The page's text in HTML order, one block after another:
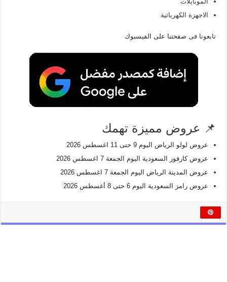
الاجهزة الكهربائية
تابعونا فى صفحتنا على الفيسبوك
📌 عروض مميزة تهمك
عروض لولو الرياض اليوم 9 حتى 11 اغسطس 2026
عروض كارفور السعودية اليوم الجمعة 7 اغسطس 2026
عروض المدينة الرياض اليوم الجمعة 7 اغسطس 2026
عروض رامز السعودية اليوم 6 حتى 8 أغسطس 2026